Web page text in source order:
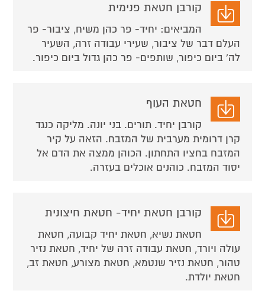
קורבן חטאת פנימית
המביאים: יחיד- פר כהן משיח, ציבור- פר
העלם דבר של ציבור, שעירי עבודה זרה, השעיר
לה' ביום כיפור, שותפים- פר כהן גדול ביום כיפור.
חטאת העוף
קורבן יחיד. תורים. בני יונה. מליקה כנגד
קרן דרומית מערבית של המזבח. הזאה על קיר
המזבח בחציו התחתון. הכוהן ממצה את הדם אל
יסוד המזבח. כוהנים אוכלים בעזרה.
קורבן חטאת יחיד- חטאת חיצונית
חטאת נשיא, חטאת יחיד קבועה, חטאת
עולה ויורד, חטאת עבודה זרה של יחיד, חטאת נזיר
טהור, חטאת נזיר שנטמא, חטאת מצורע, חטאת זב,
חטאת יולדת.